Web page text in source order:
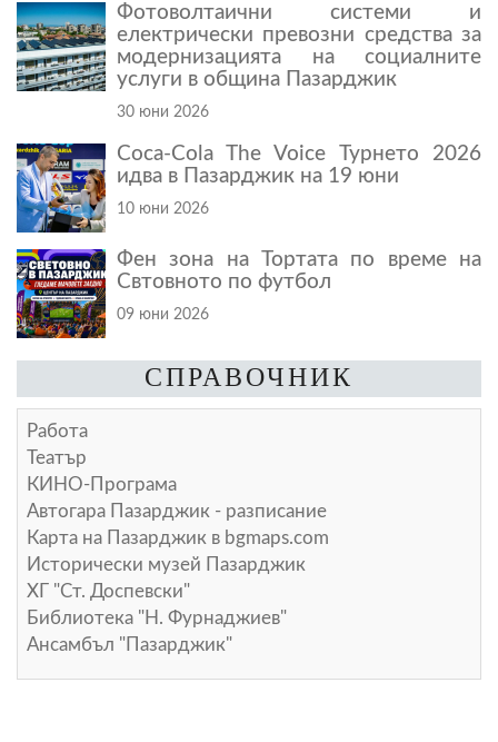
Фотоволтаични системи и
електрически превозни средства за
модернизацията на социалните
услуги в община Пазарджик
30 юни 2026
Coca-Cola The Voice Турнето 2026
идва в Пазарджик на 19 юни
10 юни 2026
Фен зона на Тортата по време на
Свтовното по футбол
09 юни 2026
СПРАВОЧНИК
Работа
Театър
КИНО-Програма
Автогара Пазарджик - разписание
Карта на Пазарджик в bgmaps.com
Исторически музей Пазарджик
ХГ "Ст. Доспевски"
Библиотека "Н. Фурнаджиев"
Ансамбъл "Пазарджик"